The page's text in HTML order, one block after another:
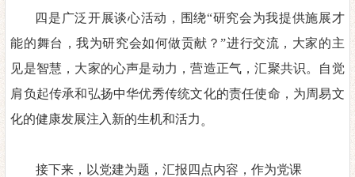
四是广泛开展谈心活动 ，围绕“研究会为我提供施展才
能的舞台，我为研究会如何做贡献？”进行交流，大家的主
见是智慧，大家的心声是动力，营造正气，汇聚共识。自觉
肩负起传承和弘扬中华优秀传统文化的责任使命 ， 为周易文
化的健康发展注入新的生机和活力 。
接下来 ，以党建为题，汇报 四点内容，作为党课